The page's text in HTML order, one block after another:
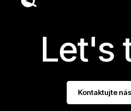
Let's
Kontaktujte nás